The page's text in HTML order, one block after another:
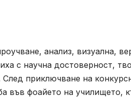
анализ, визуална,
с научна достоверност,
приключване на
във фоайето на училището,